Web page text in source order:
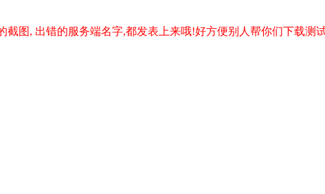
图, 出错的服务端名字,都发表上来哦!好方便别人帮你们下载测